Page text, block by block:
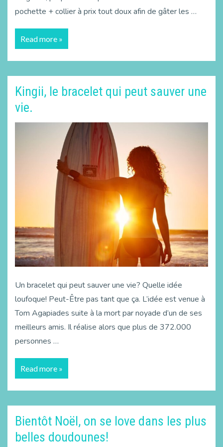
pochette + collier à prix tout doux afin de gâter les …
Read more »
Kingii, le bracelet qui peut sauver une
vie.
Un bracelet qui peut sauver une vie? Quelle idée
loufoque! Peut-Être pas tant que ça. L’idée est venue à
Tom Agapiades suite à la mort par noyade d’un de ses
meilleurs amis. Il réalise alors que plus de 372.000
personnes …
Read more »
Bientôt Noël, on se love dans les plus
belles doudounes!